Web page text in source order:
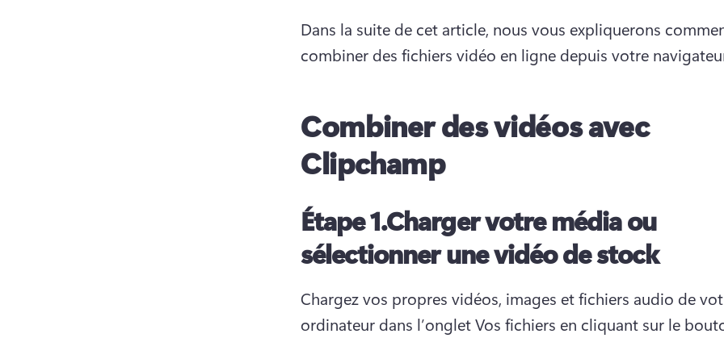
Dans la suite de cet article, nous vous expliquerons
combiner des fichiers vidéo en ligne depuis votre
Combiner des vidéos avec
Clipchamp
Étape 1.Charger votre média ou
sélectionner une vidéo de stock
Chargez vos propres vidéos, images et fichiers audio de
ordinateur dans l’onglet Vos fichiers en cliquant sur le